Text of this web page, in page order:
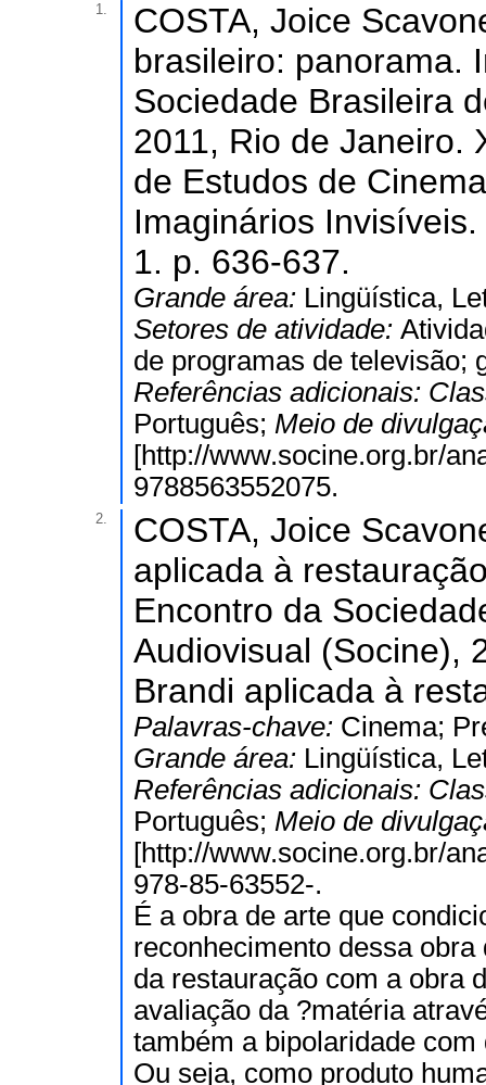
1.
COSTA, Joice
brasileiro: panorama.
Sociedade Brasileira
2011, Rio de Janeiro.
de Estudos de
Imaginários
1. p. 636-637.
Grande área: Lingüística,
Setores de atividade:
de programas de televisão;
Referências adicionais:
Português; Meio de
[http://www.socine.org.br/
9788563552075.
2.
COSTA, Joice
aplicada à
Encontro da
Audiovisual (Socine),
Brandi aplicada à
Palavras-chave: Cinema;
Grande área: Lingüística,
Referências adicionais:
Português; Meio de
[http://www.socine.org.br/
978-85-63552-.
É a obra de arte que
reconhecimento dessa
da restauração com a obra
avaliação da ?matéria
também a bipolaridade
Ou seja, como produto